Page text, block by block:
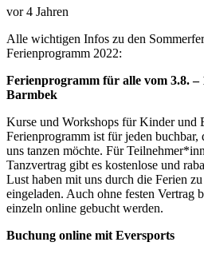
vor 4 Jahren
Alle wichtigen Infos zu den
Ferienprogramm 2022:
Ferienprogramm für alle vom 3.8. –
Barmbek
Kurse und Workshops für Kinder und
Ferienprogramm ist für jeden buchbar,
uns tanzen möchte. Für
Tanzvertrag gibt es kostenlose und
Lust haben mit uns durch die Ferien
eingeladen. Auch ohne festen Vertrag
einzeln online gebucht werden.
Buchung online mit Eversports